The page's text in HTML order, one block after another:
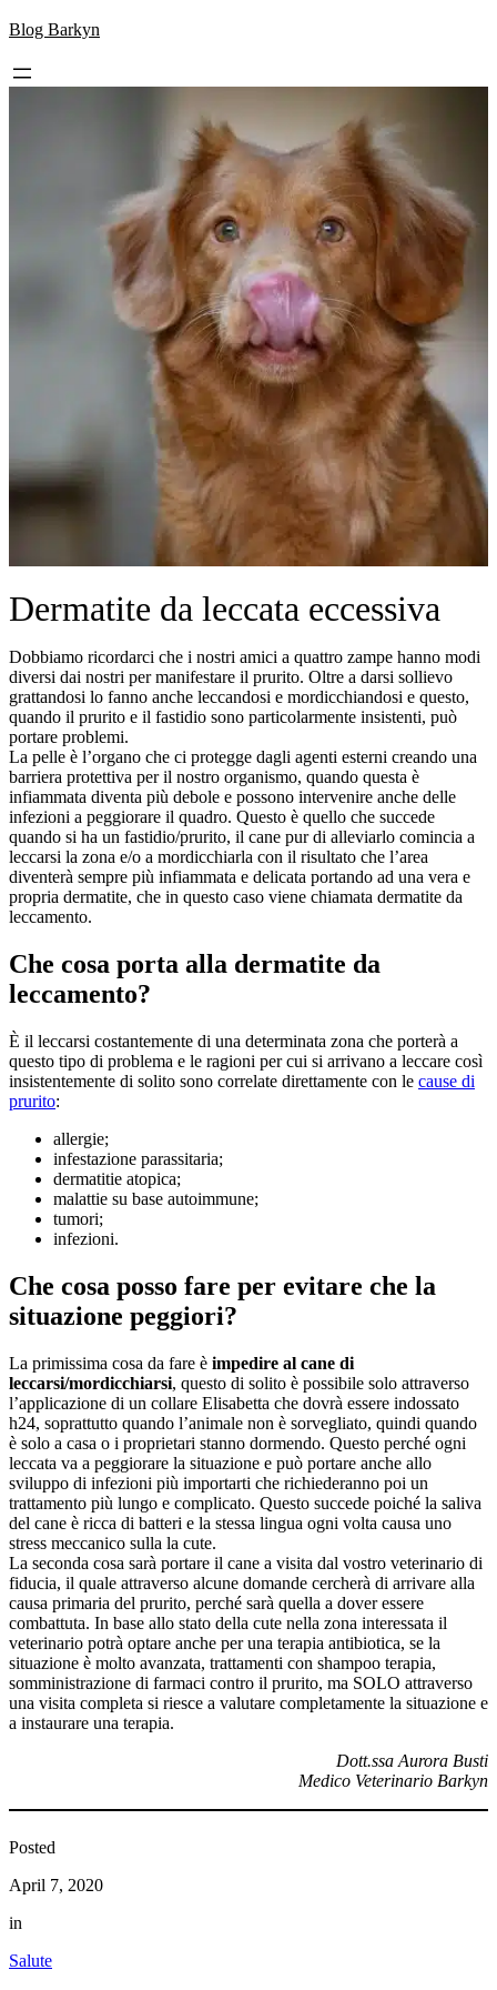
Skip
content
Blog Barkyn
Dermatite da leccata eccessiva
Dobbiamo ricordarci che i nostri amici a quattro zampe hanno modi
diversi dai nostri per manifestare il prurito. Oltre a darsi sollievo
grattandosi lo fanno anche leccandosi e mordicchiandosi e questo,
quando il prurito e il fastidio sono particolarmente insistenti, può
portare problemi.
La pelle è l’organo che ci protegge dagli agenti esterni creando una
barriera protettiva per il nostro organismo, quando questa è
infiammata diventa più debole e possono intervenire anche delle
infezioni a peggiorare il quadro. Questo è quello che succede
quando si ha un fastidio/prurito, il cane pur di alleviarlo comincia a
leccarsi la zona e/o a mordicchiarla con il risultato che l’area
diventerà sempre più infiammata e delicata portando ad una vera e
propria dermatite, che in questo caso viene chiamata dermatite da
leccamento.
Che cosa porta alla dermatite da
leccamento?
È il leccarsi costantemente di una determinata zona che porterà a
questo tipo di problema e le ragioni per cui si arrivano a leccare così
insistentemente di solito sono correlate direttamente con le cause di
prurito:
allergie;
infestazione parassitaria;
dermatitie atopica;
malattie su base autoimmune;
tumori;
infezioni.
Che cosa posso fare per evitare che la
situazione peggiori?
La primissima cosa da fare è impedire al cane di
leccarsi/mordicchiarsi, questo di solito è possibile solo attraverso
l’applicazione di un collare Elisabetta che dovrà essere indossato
h24, soprattutto quando l’animale non è sorvegliato, quindi quando
è solo a casa o i proprietari stanno dormendo. Questo perché ogni
leccata va a peggiorare la situazione e può portare anche allo
sviluppo di infezioni più importarti che richiederanno poi un
trattamento più lungo e complicato. Questo succede poiché la saliva
del cane è ricca di batteri e la stessa lingua ogni volta causa uno
stress meccanico sulla la cute.
La seconda cosa sarà portare il cane a visita dal vostro veterinario di
fiducia, il quale attraverso alcune domande cercherà di arrivare alla
causa primaria del prurito, perché sarà quella a dover essere
combattuta. In base allo stato della cute nella zona interessata il
veterinario potrà optare anche per una terapia antibiotica, se la
situazione è molto avanzata, trattamenti con shampoo terapia,
somministrazione di farmaci contro il prurito, ma SOLO attraverso
una visita completa si riesce a valutare completamente la situazione e
a instaurare una terapia.
Dott.ssa Aurora Busti
Medico Veterinario Barkyn
Posted
April 7, 2020
in
Salute